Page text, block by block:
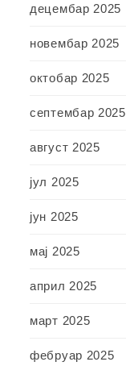
децембар 2025
новембар 2025
октобар 2025
септембар 2025
август 2025
јул 2025
јун 2025
мај 2025
април 2025
март 2025
фебруар 2025